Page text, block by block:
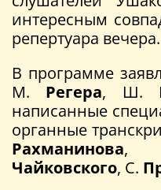
интересным
репертуара вечера.
В программе
М. Регера, Ш.
написанные
органные
Рахманинова,
Чайковского, С.